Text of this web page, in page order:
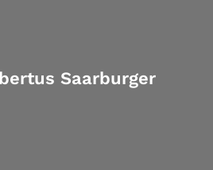
Saarburger